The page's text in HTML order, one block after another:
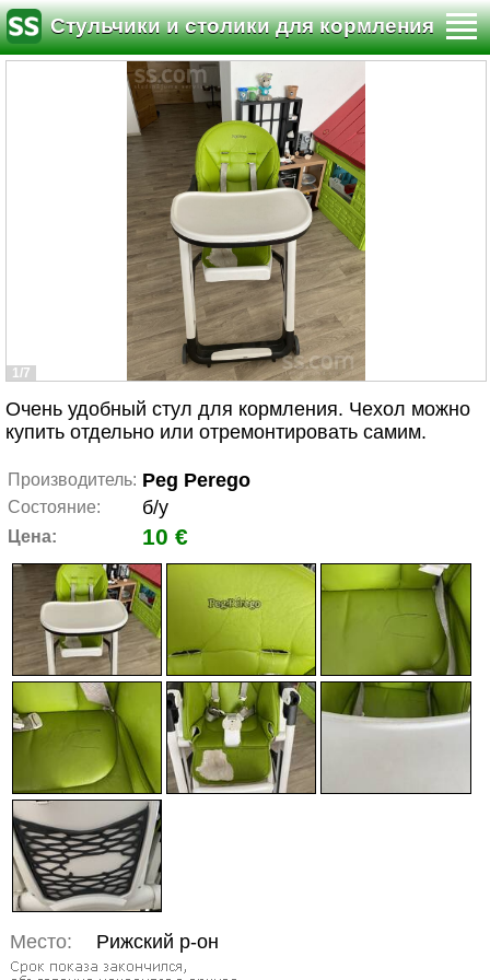
Стульчики и столики для кормления
1/7
Очень удобный стул для кормления. Чехол можно
купить отдельно или отремонтировать самим.
Производитель: Peg Perego
Состояние: б/у
Цена: 10 €
Место: Рижский р-он